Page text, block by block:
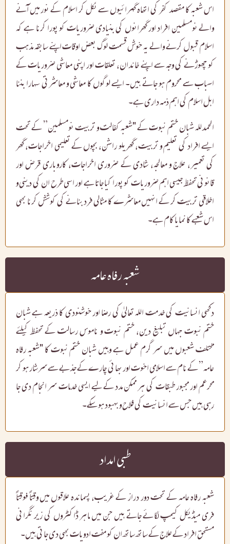
اس شعبہ کا مقصد کفر کی اتھاہ گہرائیوں سے نکل کر اسلام کے نور میں آنے
والے نومسلمین افراد اور گھرانوں کی بنیادی ضروریات کو پورا کرنا ہے کہ
اسلام قبول کرنے والے یہ خوش قسمت لوگ بعض اوقات اپنے سابقہ مذہب
کو چھوڑنے کی وجہ سے اپنے خاندان، تعلقات اور اپنی معاشی ضروریات کے
اسباب سے محروم ہو جاتے ہیں۔ ایسے لوگوں کا معاشی و معاشرتی سہارا بننا
اہل اسلام کی اہم ذمہ داری ہے۔
الحمدللہ شبان ختم نبوت کے "شعبہ کفالت و تربیت نومسلمین” کے تحت
ایسے افراد کی تعلیم و تربیت، گھریلو راشن، بچوں کے تعلیمی اخراجات، گھر
کی تعمیر، علاج و معالجہ، شادی کے ضروری اخراجات، کاروباری قرض اور
قانونی تحفظ جیسی اہم ضروریات کو پورا کیا جاتا ہے اور اسی طرح ان کی دینی و
اخلاقی تربیت کر کے انہیں معاشرے کا مثالی فرد بنانے کی کوشش کرنا بھی
اس شعبے کا نمایا کام ہے۔
شعبہ رفاہ عامہ
دکھی انسانیت کی خدمت اللہ تعالیٰ کی رضا اور خوشنودی کا ذریعہ ہے شبان
ختم نبوت جہاں تبلیغ دین، ختم نبوت و ناموس رسالت کے تحفظ کیلئے
مختلف شعبوں میں سر گرم عمل ہے وہیں شبان ختم نبوت کا "شعبہ رفاہ
عامہ” کے نام سے اسلامی اخوت اور بھائی چارے کے جذبے سے سرشار ہو کر
محرعم اور مجبور طبقات کی ہر ممکن مدد کے لیے ایسی خدمات سر انجام دی جا
رہی ہیں جس سے انسانیت کی فلاح و بہبود ہو سکے۔
طبی امداد
شعبہ رفاہ عامہ کے تحت دور دراز کے غریب، پسماندہ علاقوں میں وقتاً فوقتاً
فری میڈیکل کیمپ لگائے جاتے ہیں جن میں ماہر ڈاکٹروں کی زیر نگرانی
مستحق افراد کے علاج کے ساتھ ساتھ ان کو مفت ادویات بھی دی جاتی ہیں۔